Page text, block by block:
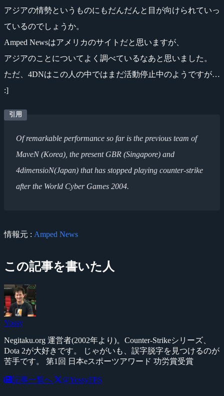
アジアの情勢というものにもだんだんと目が向けられていっ
ているのでしょうか。
Amped Newsはアメリカのサイトだと思いますが、
アジアのことについてよく調べているなあと思いました。
ただ、4DNはこの人の中ではまだ活動停止中のようですが…
:]
Of remarkable performance so far is the previous team of
MaveN (Korea), the present GBR (Singapore) and
4dimensioN(Japan) that has stopped playing counter-strike
after the World Cyber Games 2004.
情報元 : Amped News
この記事を書いた人
Yossy
Negitaku.org 運営者(2002年より)。Counter-Strikeシリーズ、
Dota 2が大好きです。 じゃがいも、誤字脱字を見つけるのが
苦手です。 第1回 日本eスポーツアワード 功労賞受賞
記事一覧へ @YossyFPS